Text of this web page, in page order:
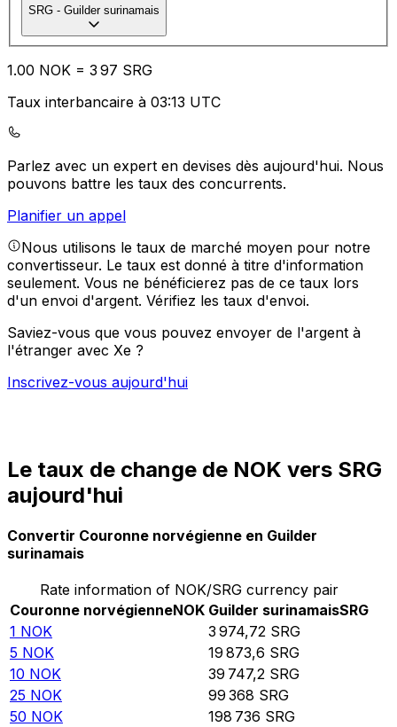
SRG - Guilder surinamais
1.00 NOK = 3 97 SRG
Taux interbancaire à 03:13 UTC
Parlez avec un expert en devises dès aujourd'hui. Nous
pouvons battre les taux des concurrents.
Planifier un appel
Nous utilisons le taux de marché moyen pour notre
convertisseur. Le taux est donné à titre d'information
seulement. Vous ne bénéficierez pas de ce taux lors
d'un envoi d'argent. Vérifiez les taux d'envoi.
Saviez-vous que vous pouvez envoyer de l'argent à
l'étranger avec Xe ?
Inscrivez-vous aujourd'hui
Le taux de change de NOK vers SRG
aujourd'hui
Convertir Couronne norvégienne en Guilder
surinamais
Rate information of NOK/SRG currency pair
Couronne norvégienneNOK Guilder surinamaisSRG
1 NOK 3 974,72 SRG
5 NOK 19 873,6 SRG
10 NOK 39 747,2 SRG
25 NOK 99 368 SRG
50 NOK 198 736 SRG